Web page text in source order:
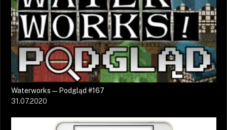
Waterworks — Podgląd #167
31.07.2020